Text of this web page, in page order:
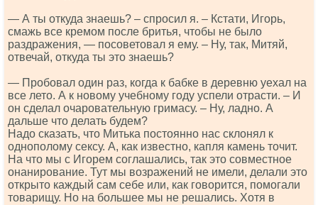
— А ты откуда знаешь? – спросил я. – Кстати, Игорь,
смажь все кремом после бритья, чтобы не было
раздражения, — посоветовал я ему. – Ну, так, Митяй,
отвечай, откуда ты это знаешь?
— Пробовал один раз, когда к бабке в деревню уехал на
все лето. А к новому учебному году успели отрасти. – И
он сделал очаровательную гримасу. – Ну, ладно. А
дальше что делать будем?
Надо сказать, что Митька постоянно нас склонял к
однополому сексу. А, как известно, капля камень точит.
На что мы с Игорем соглашались, так это совместное
онанирование. Тут мы возражений не имели, делали это
открыто каждый сам себе или, как говорится, помогали
товарищу. Но на большее мы не решались. Хотя в